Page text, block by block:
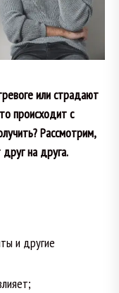
или страдают
происходит с
Рассмотрим,
на друга.
и другие